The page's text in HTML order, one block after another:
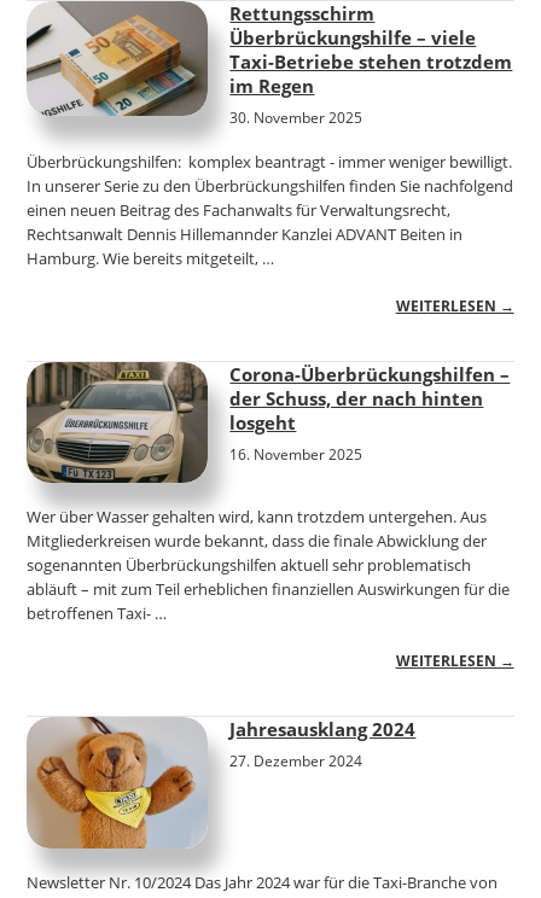
Rettungsschirm
Überbrückungshilfe – viele
Taxi-Betriebe stehen trotzdem
im Regen
30. November 2025
Überbrückungshilfen: komplex beantragt - immer weniger bewilligt.
In unserer Serie zu den Überbrückungshilfen finden Sie nachfolgend
einen neuen Beitrag des Fachanwalts für Verwaltungsrecht,
Rechtsanwalt Dennis Hillemannder Kanzlei ADVANT Beiten in
Hamburg. Wie bereits mitgeteilt, …
WEITERLESEN →
Corona-Überbrückungshilfen –
der Schuss, der nach hinten
losgeht
16. November 2025
Wer über Wasser gehalten wird, kann trotzdem untergehen. Aus
Mitgliederkreisen wurde bekannt, dass die finale Abwicklung der
sogenannten Überbrückungshilfen aktuell sehr problematisch
abläuft – mit zum Teil erheblichen finanziellen Auswirkungen für die
betroffenen Taxi- …
WEITERLESEN →
Jahresausklang 2024
27. Dezember 2024
Newsletter Nr. 10/2024 Das Jahr 2024 war für die Taxi-Branche von